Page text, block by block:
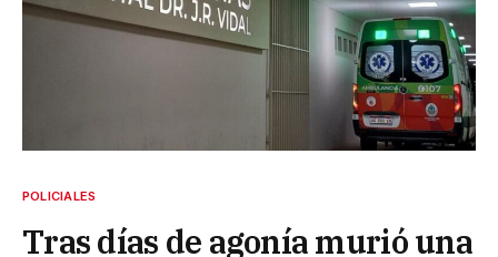
POLICIALES
Tras días de agonía murió una